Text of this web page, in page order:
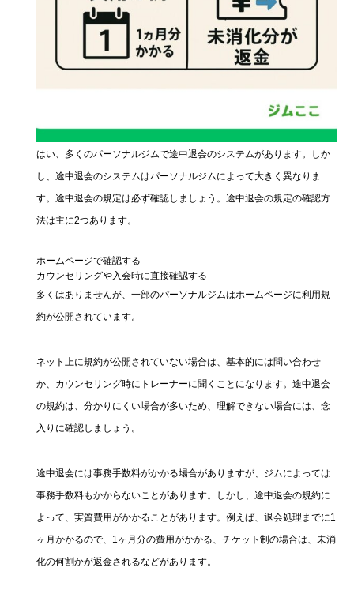
はい、多くのパーソナルジムで途中退会のシステムがあります。しか
し、途中退会のシステムはパーソナルジムによって大きく異なりま
す。途中退会の規定は必ず確認しましょう。途中退会の規定の確認方
法は主に2つあります。
ホームページで確認する
カウンセリングや入会時に直接確認する
多くはありませんが、一部のパーソナルジムはホームページに利用規
約が公開されています。
ネット上に規約が公開されていない場合は、基本的には問い合わせ
か、カウンセリング時にトレーナーに聞くことになります。途中退会
の規約は、分かりにくい場合が多いため、理解できない場合には、念
入りに確認しましょう。
途中退会には事務手数料がかかる場合がありますが、ジムによっては
事務手数料もかからないことがあります。しかし、途中退会の規約に
よって、実質費用がかかることがあります。例えば、退会処理までに1
ヶ月かかるので、1ヶ月分の費用がかかる、チケット制の場合は、未消
化の何割かが返金されるなどがあります。